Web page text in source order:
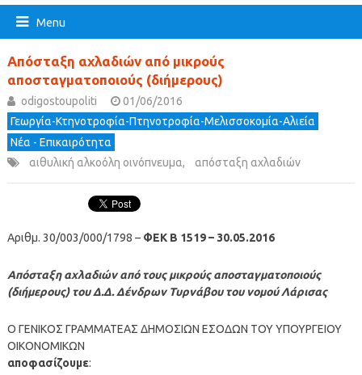
Menu
Απόσταξη αχλαδιών από μικρούς
αποσταγματοποιούς (διήμερους)
odigostoupoliti
01/06/2016
Γεωργία-Κτηνοτροφία-Πτηνοτροφία-Μελισσοκομία-Αλιεία
Νέα - Επικαιρότητα
αιθυλική αλκοόλη οινόπνευμα, απόσταξη αχλαδιών
Αριθμ. 30/003/000/1798 – ΦΕΚ B 1519 – 30.05.2016
Απόσταξη αχλαδιών από τους μικρούς αποσταγματοποιούς
(διήμερους) του Δ.Δ. Δένδρων Τυρνάβου του νομού Λάρισας
Ο ΓΕΝΙΚΟΣ ΓΡΑΜΜΑΤΕΑΣ ΔΗΜΟΣΙΩΝ ΕΣΟΔΩΝ ΤΟΥ ΥΠΟΥΡΓΕΙΟΥ
ΟΙΚΟΝΟΜΙΚΩΝ
αποφασίζουμε: